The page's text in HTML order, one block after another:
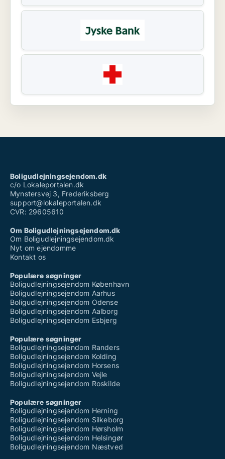
Boligudlejningsejendom.dk
c/o Lokaleportalen.dk
Mynstersvej 3, Frederiksberg
support@lokaleportalen.dk
CVR: 29605610
Om Boligudlejningsejendom.dk
Om Boligudlejningsejendom.dk
Nyt om ejendomme
Kontakt os
Populære søgninger
Boligudlejningsejendom København
Boligudlejningsejendom Aarhus
Boligudlejningsejendom Odense
Boligudlejningsejendom Aalborg
Boligudlejningsejendom Esbjerg
Populære søgninger
Boligudlejningsejendom Randers
Boligudlejningsejendom Kolding
Boligudlejningsejendom Horsens
Boligudlejningsejendom Vejle
Boligudlejningsejendom Roskilde
Populære søgninger
Boligudlejningsejendom Herning
Boligudlejningsejendom Silkeborg
Boligudlejningsejendom Hørsholm
Boligudlejningsejendom Helsingør
Boligudlejningsejendom Næstved